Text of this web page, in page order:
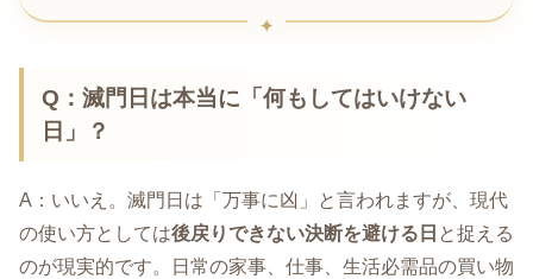
Q：滅門日は本当に「何もしてはいけない
日」？
A：いいえ。滅門日は「万事に凶」と言われますが、現代
の使い方としては後戻りできない決断を避ける日 と捉える
のが現実的です。日常の家事、仕事、生活必需品の買い物